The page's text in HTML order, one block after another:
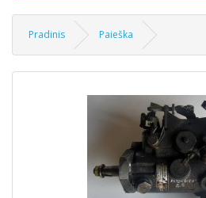
Pradinis Paieška